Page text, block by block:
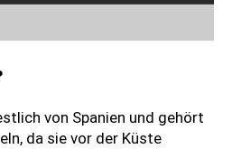
von Spanien und gehört
da sie vor der Küste